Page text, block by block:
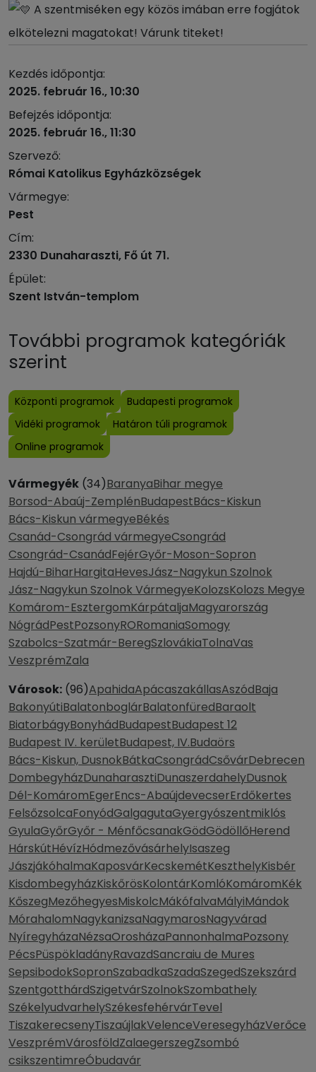
A szentmiséken egy közös imában erre fogjátok
elkötelezni magatokat! Várunk titeket!
Kezdés időpontja:
2025. február 16., 10:30
Befejzés időpontja:
2025. február 16., 11:30
Szervező:
Római Katolikus Egyházközségek
Vármegye:
Pest
Cím:
2330 Dunaharaszti, Fő út 71.
Épület:
Szent István-templom
További programok kategóriák
szerint
Központi programok
Budapesti programok
Vidéki programok
Határon túli programok
Online programok
Vármegyék (34)BaranyaBihar megye
Borsod-Abaúj-ZemplénBudapestBács-Kiskun
Bács-Kiskun vármegyeBékés
Csanád-Csongrád vármegyeCsongrád
Csongrád-CsanádFejérGyőr-Moson-Sopron
Hajdú-BiharHargitaHevesJász-Nagykun Szolnok
Jász-Nagykun Szolnok VármegyeKolozsKolozs Megye
Komárom-EsztergomKárpátaljaMagyarország
NógrádPestPozsonyRORomaniaSomogy
Szabolcs-Szatmár-BeregSzlovákiaTolnaVas
VeszprémZala
Városok: (96)ApahidaApácaszakállasAszódBaja
BakonyútiBalatonboglárBalatonfüredBaraolt
BiatorbágyBonyhádBudapestBudapest 12
Budapest IV. kerületBudapest, IV.Budaörs
Bács-Kiskun, DusnokBátkaCsongrádCsővárDebrecen
DombegyházDunaharasztiDunaszerdahelyDusnok
Dél-KomáromEgerEncs-AbaújdevecserErdőkertes
FelsőzsolcaFonyódGalgagutaGyergyószentmiklós
GyulaGyőrGyőr - MénfőcsanakGödGödöllőHerend
HárskútHévízHódmezővásárhelyIsaszeg
JászjákóhalmaKaposvárKecskemétKeszthelyKisbér
KisdombegyházKiskőrösKolontárKomlóKomáromKék
KőszegMezőhegyesMiskolcMákófalvaMályiMándok
MórahalomNagykanizsaNagymarosNagyvárad
NyíregyházaNézsaOrosházaPannonhalmaPozsony
PécsPüspökladányRavazdSancraiu de Mures
SepsibodokSopronSzabadkaSzadaSzegedSzekszárd
SzentgotthárdSzigetvárSzolnokSzombathely
SzékelyudvarhelySzékesfehérvárTevel
TiszakerecsenyTiszaújlakVelenceVeresegyházVerőce
VeszprémVárosföldZalaegerszegZsombó
csikszentimreÓbudavár